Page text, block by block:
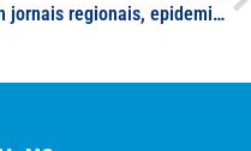
Em jornais regionais, epidemiologista da UNIFAL-MG avalia o baixo índice de distanciamento social registrado na região e o aumento de casos de Covid-19 em janeiro após confraternizações de final de ano